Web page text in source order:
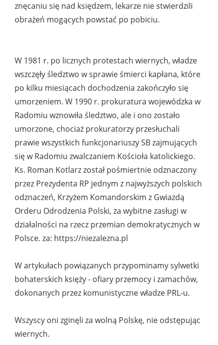
znęcaniu się nad księdzem, lekarze nie stwierdzili
obrażeń mogących powstać po pobiciu.
W 1981 r. po licznych protestach wiernych, władze
wszczęły śledztwo w sprawie śmierci kapłana, które
po kilku miesiącach dochodzenia zakończyło się
umorzeniem. W 1990 r. prokuratura wojewódzka w
Radomiu wznowiła śledztwo, ale i ono zostało
umorzone, chociaż prokuratorzy przesłuchali
prawie wszystkich funkcjonariuszy SB zajmujących
się w Radomiu zwalczaniem Kościoła katolickiego.
Ks. Roman Kotlarz został pośmiertnie odznaczony
przez Prezydenta RP jednym z najwyższych polskich
odznaczeń, Krzyżem Komandorskim z Gwiazdą
Orderu Odrodzenia Polski, za wybitne zasługi w
działalności na rzecz przemian demokratycznych w
Polsce. za: https://niezalezna.pl
W artykułach powiązanych przypominamy sylwetki
bohaterskich księży - ofiary przemocy i zamachów,
dokonanych przez komunistyczne władze PRL-u.
Wszyscy oni zginęli za wolną Polskę, nie odstępując
wiernych.